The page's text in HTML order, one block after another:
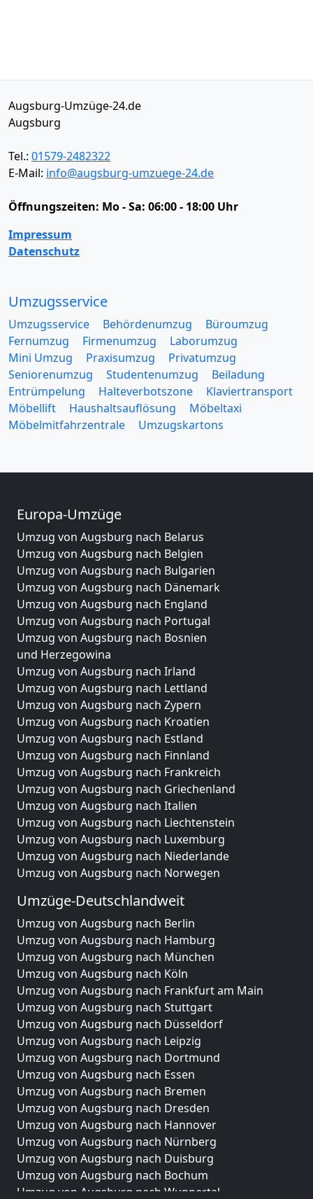
Augsburg-Umzüge-24.de
Augsburg
Tel.: 01579-2482322
E-Mail: info@augsburg-umzuege-24.de
Öffnungszeiten: Mo - Sa: 06:00 - 18:00 Uhr
Impressum
Datenschutz
Umzugsservice
Umzugsservice Behördenumzug
Büroumzug
Fernumzug
Firmenumzug
Laborumzug
Mini Umzug
Praxisumzug
Privatumzug
Seniorenumzug
Studentenumzug
Beiladung
Entrümpelung
Halteverbotszone
Klaviertransport
Möbellift
Haushaltsauflösung
Möbeltaxi
Möbelmitfahrzentrale
Umzugskartons
Europa-Umzüge
Umzug von Augsburg nach Belarus
Umzug von Augsburg nach Belgien
Umzug von Augsburg nach Bulgarien
Umzug von Augsburg nach Dänemark
Umzug von Augsburg nach England
Umzug von Augsburg nach Portugal
Umzug von Augsburg nach Bosnien
und Herzegowina
Umzug von Augsburg nach Irland
Umzug von Augsburg nach Lettland
Umzug von Augsburg nach Zypern
Umzug von Augsburg nach Kroatien
Umzug von Augsburg nach Estland
Umzug von Augsburg nach Finnland
Umzug von Augsburg nach Frankreich
Umzug von Augsburg nach Griechenland
Umzug von Augsburg nach Italien
Umzug von Augsburg nach Liechtenstein
Umzug von Augsburg nach Luxemburg
Umzug von Augsburg nach Niederlande
Umzug von Augsburg nach Norwegen
Umzüge-Deutschlandweit
Umzug von Augsburg nach Berlin
Umzug von Augsburg nach Hamburg
Umzug von Augsburg nach München
Umzug von Augsburg nach Köln
Umzug von Augsburg nach Frankfurt am Main
Umzug von Augsburg nach Stuttgart
Umzug von Augsburg nach Düsseldorf
Umzug von Augsburg nach Leipzig
Umzug von Augsburg nach Dortmund
Umzug von Augsburg nach Essen
Umzug von Augsburg nach Bremen
Umzug von Augsburg nach Dresden
Umzug von Augsburg nach Hannover
Umzug von Augsburg nach Nürnberg
Umzug von Augsburg nach Duisburg
Umzug von Augsburg nach Bochum
Umzug von Augsburg nach Wuppertal